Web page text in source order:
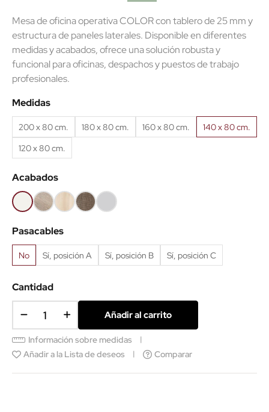
(10 reseñas)
Mesa de oficina operativa COLOR con tablero de 25 mm y
estructura de paneles laterales. Disponible en diferentes
medidas y acabados, ofrece una solución robusta y
funcional para oficinas, despachos y puestos de trabajo
profesionales.
Medidas
200 x 80 cm. 180 x 80 cm. 160 x 80 cm.
140 x 80 cm.
120 x 80 cm.
Acabados
BlancoOlmo
claro
AcaciaNebraska
Gris
claro
Pasacables
No Sí, posición A Sí, posición B Sí, posición C
Cantidad
Añadir al carrito
Información sobre medidas
Añadir a la Lista de deseos
Comparar